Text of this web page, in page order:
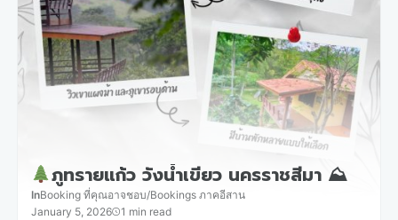
ภูทรายแก้ว วังน้ำเขียว นครราชสีมา ⛰
InBooking ที่คุณอาจชอบ/Bookings ภาคอีสาน
January 5, 2026
1 min read